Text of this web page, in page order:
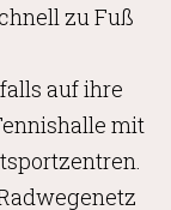
zu Fuß
auf ihre
mit